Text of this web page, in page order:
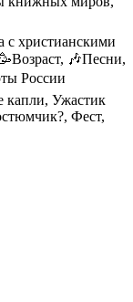
христианскими
🎶Песни,
России
капли, Ужастик
Фест,